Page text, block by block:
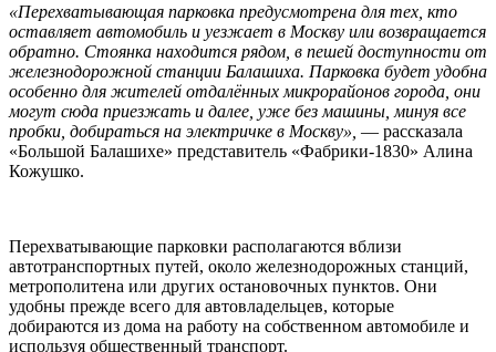
«Перехватывающая парковка предусмотрена для тех, кто
оставляет автомобиль и уезжает в Москву или возвращается
обратно. Стоянка находится рядом, в пешей доступности от
железнодорожной станции Балашиха. Парковка будет удобна
особенно для жителей отдалённых микрорайонов города, они
могут сюда приезжать и далее, уже без машины, минуя все
пробки, добираться на электричке в Москву», — рассказала
«Большой Балашихе» представитель «Фабрики-1830» Алина
Кожушко.
Перехватывающие парковки располагаются вблизи
автотранспортных путей, около железнодорожных станций,
метрополитена или других остановочных пунктов. Они
удобны прежде всего для автовладельцев, которые
добираются из дома на работу на собственном автомобиле и
используя общественный транспорт.